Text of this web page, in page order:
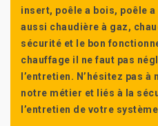
insert, poêle a bois, poêle
aussi chaudière à gaz,
sécurité et le bon
chauffage il ne faut pas
l’entretien. N’hésitez pas
notre métier et liés à la
l’entretien de votre